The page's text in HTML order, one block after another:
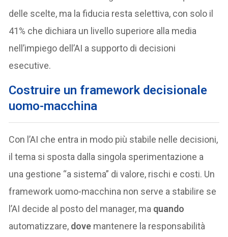
delle scelte, ma la fiducia resta selettiva, con solo il
41% che dichiara un livello superiore alla media
nell’impiego dell’AI a supporto di decisioni
esecutive.
Costruire un framework decisionale
uomo-macchina
Con l’AI che entra in modo più stabile nelle decisioni,
il tema si sposta dalla singola sperimentazione a
una gestione “a sistema” di valore, rischi e costi. Un
framework uomo-macchina non serve a stabilire se
l’AI decide al posto del manager, ma quando
automatizzare, dove mantenere la responsabilità